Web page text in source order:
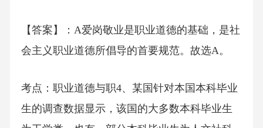
【答案】：A爱岗敬业是职业道德的基础，是社
会主义职业道德所倡导的首要规范。故选A。
考点：职业道德与职4、某国针对本国本科毕业
生的调查数据显示，该国的大多数本科毕业生